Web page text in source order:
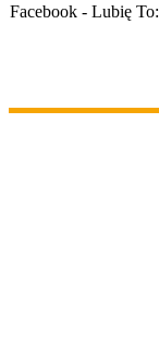
Facebook - Lubię To: